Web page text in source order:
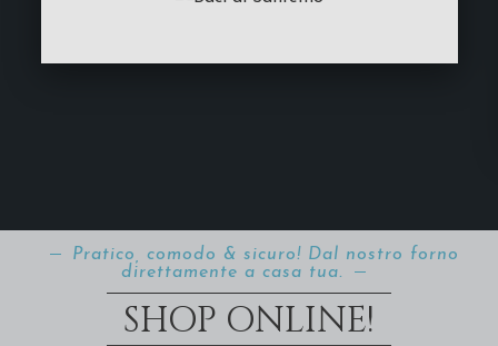
Pratico, comodo & sicuro! Dal nostro forno
direttamente a casa tua.
SHOP ONLINE!